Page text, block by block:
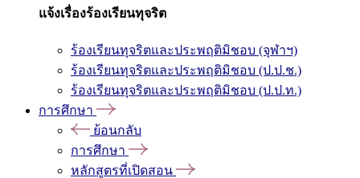
แจ้งเรื่องร้องเรียนทุจริต
ร้องเรียนทุจริตและประพฤติมิชอบ (จุฬาฯ)
ร้องเรียนทุจริตและประพฤติมิชอบ (ป.ป.ช.)
ร้องเรียนทุจริตและประพฤติมิชอบ (ป.ป.ท.)
การศึกษา
ย้อนกลับ
การศึกษา
หลักสูตรที่เปิดสอน